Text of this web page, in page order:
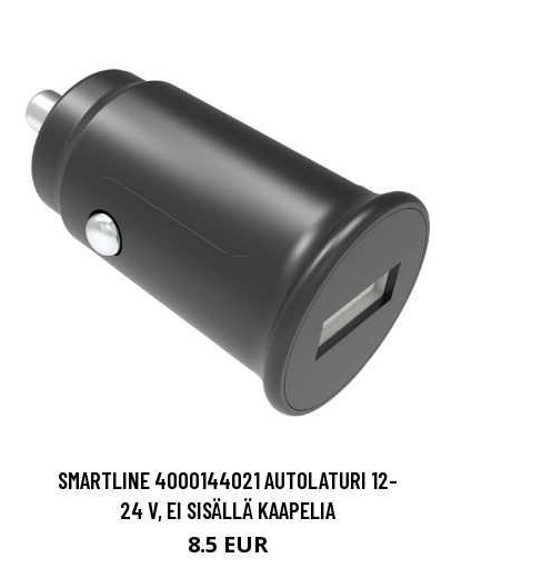
SMARTLINE 4000144021 AUTOLATURI 12-
24 V, EI SISÄLLÄ KAAPELIA
8.5 EUR